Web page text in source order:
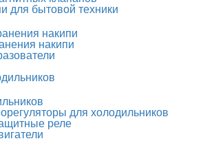
для бытовой техники
накипи
накипи
для холодильников
реле